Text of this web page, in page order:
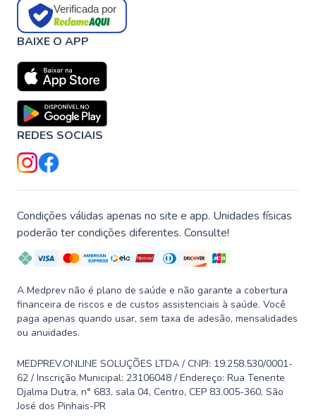
Verificada por
BAIXE O APP
REDES SOCIAIS
Condições válidas apenas no site e app. Unidades físicas
poderão ter condições diferentes. Consulte!
A Medprev não é plano de saúde e não garante a cobertura
financeira de riscos e de custos assistenciais à saúde. Você
paga apenas quando usar, sem taxa de adesão, mensalidades
ou anuidades.
MEDPREV.ONLINE SOLUÇÕES LTDA / CNPJ: 19.258.530/0001-
62 / Inscrição Municipal: 23106048 / Endereço: Rua Tenente
Djalma Dutra, n° 683, sala 04, Centro, CEP 83.005-360, São
José dos Pinhais-PR